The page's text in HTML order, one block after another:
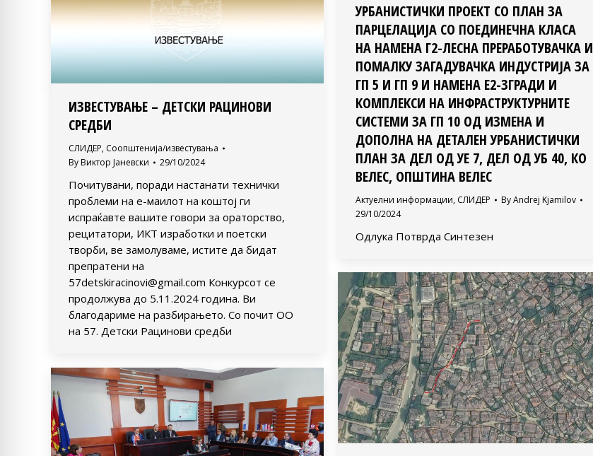
УРБАНИСТИЧКИ ПРОЕКТ СО ПЛАН ЗА
ПАРЦЕЛАЦИЈА СО ПОЕДИНЕЧНА КЛАСА
НА НАМЕНА Г2-ЛЕСНА ПРЕРАБОТУВАЧКА И
ПОМАЛКУ ЗАГАДУВАЧКА ИНДУСТРИЈА ЗА
ГП 5 И ГП 9 И НАМЕНА Е2-ЗГРАДИ И
КОМПЛЕКСИ НА ИНФРАСТРУКТУРНИТЕ
СИСТЕМИ ЗА ГП 10 ОД ИЗМЕНА И
ДОПОЛНА НА ДЕТАЛЕН УРБАНИСТИЧКИ
ПЛАН ЗА ДЕЛ ОД УЕ 7, ДЕЛ ОД УБ 40, КО
ВЕЛЕС, ОПШТИНА ВЕЛЕС
Актуелни информации, СЛИДЕР ByAndrej Kjamilov
29/10/2024
Одлука Потврда Синтезен
ИЗВЕСТУВАЊЕ – ДЕТСКИ РАЦИНОВИ
СРЕДБИ
СЛИДЕР, Соопштенија/известувања
By Виктор Јаневски 29/10/2024
Почитувани, поради настанати технички
проблеми на е-маилот на коштој ги
испраќавте вашите говори за ораторство,
рецитатори, ИКТ изработки и поетски
творби, ве замолуваме, истите да бидат
препратени на
57detskiracinovi@gmail.com Конкурсот се
продолжува до 5.11.2024 година. Ви
благодариме на разбирањето. Со почит ОО
на 57. Детски Рацинови средби